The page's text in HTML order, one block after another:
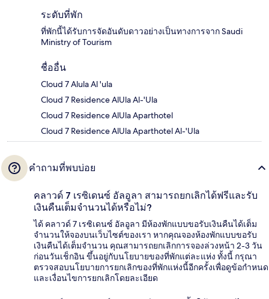
ระดับที่พัก
ที่พักนี้ได้รับการจัดอันดับดาวอย่างเป็นทางการจาก Saudi
Ministry of Tourism
ชื่ออื่น
Cloud 7 Alula Al 'ula
Cloud 7 Residence AlUla Al-'Ula
Cloud 7 Residence AlUla Aparthotel
Cloud 7 Residence AlUla Aparthotel Al-'Ula
คำถามที่พบบ่อย
คลาวด์ 7 เรซิเดนซ์ อัลอูลา สามารถยกเลิกได้ฟรีและรับ
เงินคืนเต็มจำนวนได้หรือไม่?
ได้ คลาวด์ 7 เรซิเดนซ์ อัลอูลา มีห้องพักแบบขอรับเงินคืนได้เต็ม
จำนวนให้จองบนเว็บไซต์ของเรา หากคุณจองห้องพักแบบขอรับ
เงินคืนได้เต็มจำนวน คุณสามารถยกเลิกการจองล่วงหน้า 2-3 วัน
ก่อนวันเช็กอิน ขึ้นอยู่กับนโยบายของที่พักแต่ละแห่ง ทั้งนี้ กรุณา
ตรวจสอบนโยบายการยกเลิกของที่พักแห่งนี้อีกครั้งเพื่อดูข้อกำหนด
และเงื่อนไขการยกเลิกโดยละเอียด